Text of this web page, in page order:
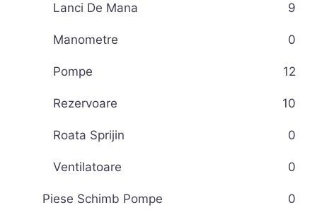
Lanci De Mana 9
Manometre 0
Pompe 12
Rezervoare 10
Roata Sprijin 0
Ventilatoare 0
Piese Schimb Pompe 0